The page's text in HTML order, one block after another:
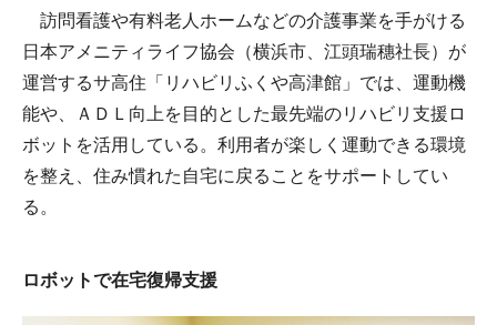
訪問看護や有料老人ホームなどの介護事業を手がける
日本アメニティライフ協会（横浜市、江頭瑞穗社長）が
運営するサ高住「リハビリふくや高津館」では、運動機
能や、ＡＤＬ向上を目的とした最先端のリハビリ支援ロ
ボットを活用している。利用者が楽しく運動できる環境
を整え、住み慣れた自宅に戻ることをサポートしてい
る。
ロボットで在宅復帰支援